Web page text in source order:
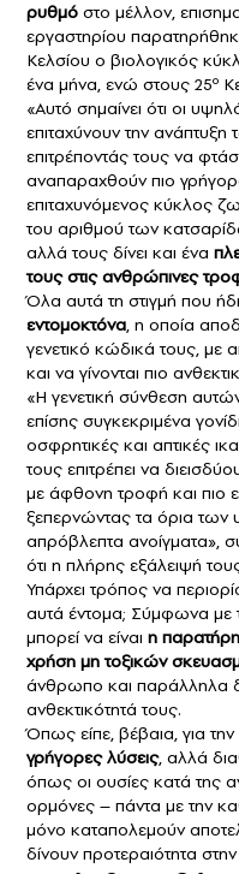
ρυθμό στο μέλλον,
εργαστηρίου
Κελσίου ο βιολογικός
ένα μήνα, ενώ στους 25º
«Αυτό σημαίνει ότι οι
επιταχύνουν την
επιτρέποντάς τους να
αναπαραχθούν πιο
επιταχυνόμενος κύκλος
του αριθμού των
αλλά τους δίνει και ένα
τους στις ανθρώπινες
Όλα αυτά τη στιγμή που
εντομοκτόνα, η οποία
γενετικό κώδικά τους, με
και να γίνονται πιο
«Η γενετική σύνθεση
επίσης συγκεκριμένα
οσφρητικές και απτικές
τους επιτρέπει να
με άφθονη τροφή και πιο
ξεπερνώντας τα όρια των
απρόβλεπτα ανοίγματα»,
ότι η πλήρης εξάλειψή
Υπάρχει τρόπος να
αυτά έντομα; Σύμφωνα με
μπορεί να είναι η
χρήση μη τοξικών
άνθρωπο και παράλληλα
ανθεκτικότητά τους.
Όπως είπε, βέβαια, για την
γρήγορες λύσεις, αλλά
όπως οι ουσίες κατά της
ορμόνες – πάντα με την
μόνο καταπολεμούν
δίνουν προτεραιότητα